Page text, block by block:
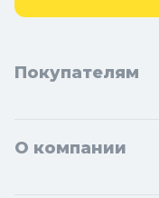
Котельники, Фрязино,
Покупателям
О компании